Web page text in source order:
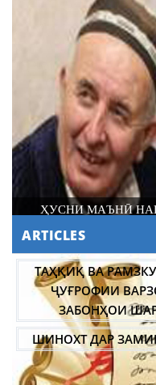
Мирзо
"Кахрамони
МИРЗО
ТАРЧУМАИ
TURSUNZODA
ҲУСНИ МАЪНӢ
ARTICLES
ТАҲҚИҚ ВА
ҶУҒРОФИИ
ЗАБОНҲОИ
ШИНОХТ ДАР